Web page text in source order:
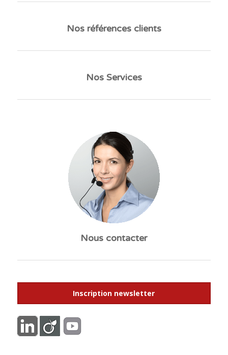
Nos références clients
Nos Services
Nous contacter
Inscription newsletter